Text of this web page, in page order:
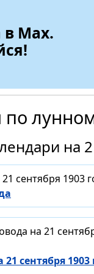
Max.
по
на
сентября 1903
на 21
сентября 1903